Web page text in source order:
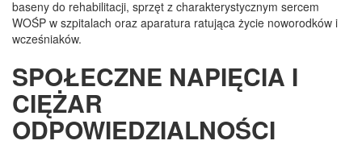
baseny do rehabilitacji, sprzęt z charakterystycznym sercem
WOŚP w szpitalach oraz aparatura ratująca życie noworodków i
wcześniaków.
SPOŁECZNE NAPIĘCIA I
CIĘŻAR
ODPOWIEDZIALNOŚCI